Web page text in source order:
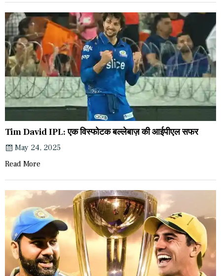
Tim David IPL: एक विस्फोटक बल्लेबाज़ की आईपीएल सफर
May 24, 2025
Read More